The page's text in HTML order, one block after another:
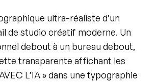
ultra-réaliste d’un
de studio créatif moderne. Un
debout à un bureau debout,
transparente affichant les
L’IA » dans une typographie